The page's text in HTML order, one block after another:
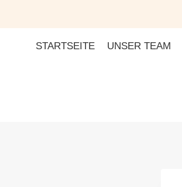
STARTSEITE UNSER TEAM